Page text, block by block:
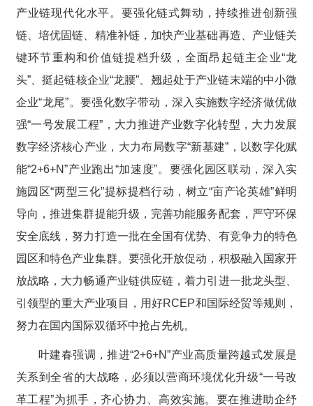
产业链现代化水平。要强化链式舞动，持续推进创新强
链、培优固链、精准补链，加快产业基础再造、产业链关
键环节重构和价值链提档升级，全面昂起链主企业“龙
头”、挺起链核企业“龙腰”、翘起处于产业链末端的中小微
企业“龙尾”。要强化数字带动，深入实施数字经济做优做
强“一号发展工程”，大力推进产业数字化转型，大力发展
数字经济核心产业，大力布局数字“新基建”，以数字化赋
能“2+6+N”产业跑出“加速度”。要强化园区联动，深入实
施园区“两型三化”提标提档行动，树立“亩产论英雄”鲜明
导向，推进集群提能升级，完善功能服务配套，严守环保
安全底线，努力打造一批在全国有优势、有竞争力的特色
园区和特色产业集群。要强化开放促动，积极融入国家开
放战略，大力畅通产业链供应链，着力引进一批龙头型、
引领型的重大产业项目，用好RCEP和国际经贸等规则，
努力在国内国际双循环中抢占先机。
叶建春强调，推进“2+6+N”产业高质量跨越式发展是
关系到全省的大战略，必须以营商环境优化升级“一号改
革工程”为抓手，齐心协力、高效实施。要在推进助企纾